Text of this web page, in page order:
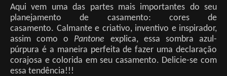
Aqui vem uma das partes mais importantes do seu
planejamento de casamento: cores de
casamento. Calmante e criativo, inventivo e inspirador,
assim como o Pantone explica, essa sombra azul-
púrpura é a maneira perfeita de fazer uma declaração
corajosa e colorida em seu casamento. Delicie-se com
essa tendência!!!